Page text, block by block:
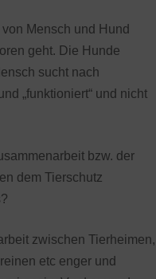
Mensch und Hund
geht. Die Hunde
sucht nach
„funktioniert“ und nicht
bzw. der
dem Tierschutz
zwischen Tierheimen,
etc enger und